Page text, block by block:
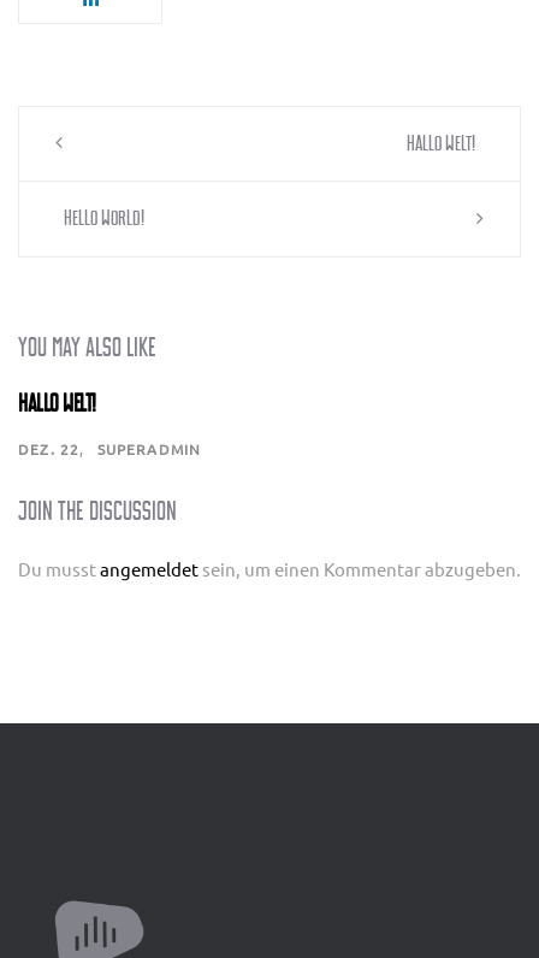
Post
navigation
Hallo Welt!
Hello world!
You may also like
Hallo Welt!
DEZ. 22 SUPERADMIN
Join the Discussion
Du musstangemeldet sein, um einen Kommentar abzugeben.